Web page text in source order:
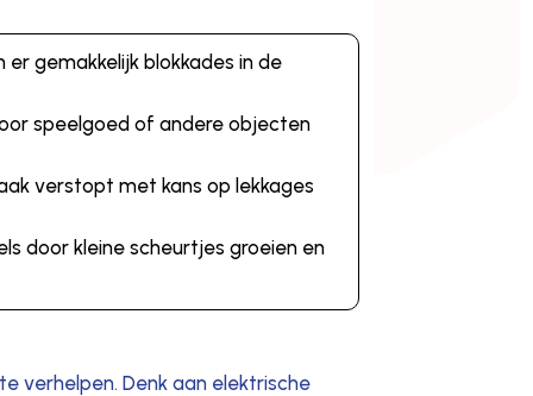
gemakkelijk blokkades in de
speelgoed of andere objecten
verstopt met kans op lekkages
door kleine scheurtjes groeien en
verhelpen. Denk aan elektrische